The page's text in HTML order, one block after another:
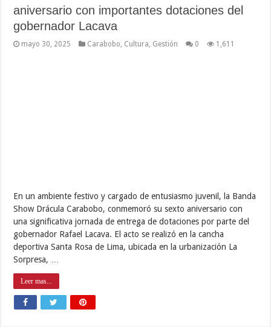
aniversario con importantes dotaciones del
gobernador Lacava
mayo 30, 2025 Carabobo, Cultura, Gestión 0 1,611
En un ambiente festivo y cargado de entusiasmo juvenil, la Banda
Show Drácula Carabobo, conmemoró su sexto aniversario con
una significativa jornada de entrega de dotaciones por parte del
gobernador Rafael Lacava. El acto se realizó en la cancha
deportiva Santa Rosa de Lima, ubicada en la urbanización La
Sorpresa, …
Leer mas...